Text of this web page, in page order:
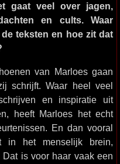
gaat veel over jagen,
en cults. Waar
teksten en hoe zit dat
van Marloes gaan
schrijft. Waar heel veel
en inspiratie uit
heeft Marloes het echt
En dan vooral
in het menselijk brein,
is voor haar vaak een